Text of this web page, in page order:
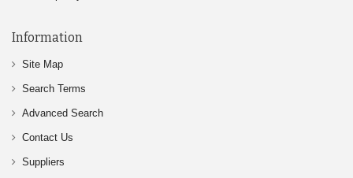
Information
Site Map
Search Terms
Advanced Search
Contact Us
Suppliers